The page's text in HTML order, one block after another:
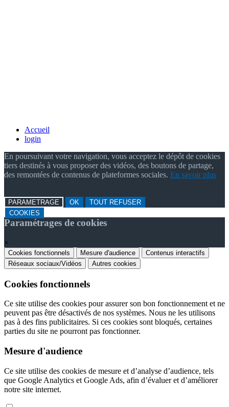
Accueil
login
En poursuivant votre navigation, vous acceptez le dépôt de cookies
tiers destinés à vous proposer des vidéos, des boutons de partage,
des remontées de contenus de plateformes sociales. En savoir plus
PARAMETRAGE OK
TOUT REFUSER
COOKIES
Paramétrages de cookies
×
Cookies fonctionnels Mesure d'audience
Contenus interactifs
Réseaux sociaux/Vidéos
Autres cookies
Cookies fonctionnels
Ce site utilise des cookies pour assurer son bon fonctionnement et ne
peuvent pas être désactivés de nos systèmes. Nous ne les utilisons
pas à des fins publicitaires. Si ces cookies sont bloqués, certaines
parties du site ne pourront pas fonctionner.
Mesure d'audience
Ce site utilise des cookies de mesure et d’analyse d’audience, tels
que Google Analytics et Google Ads, afin d’évaluer et d’améliorer
notre site internet.